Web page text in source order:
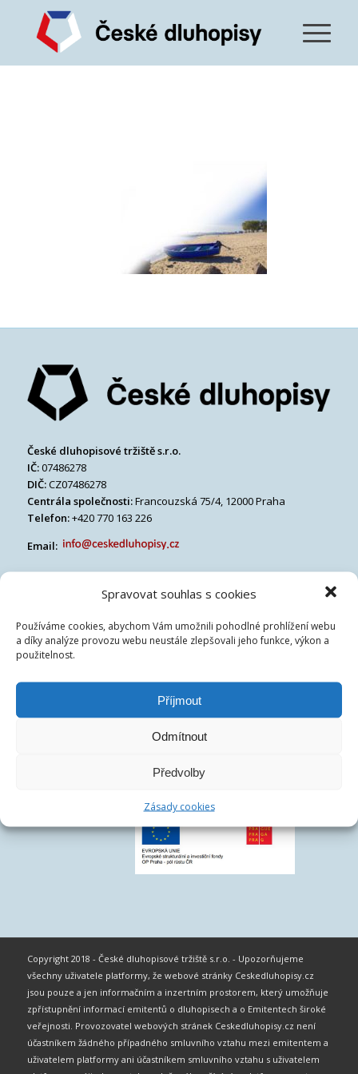
Spravovat souhlas s cookies
Používáme cookies, abychom Vám umožnili pohodlné prohlížení webu
a díky analýze provozu webu neustále zlepšovali jeho funkce, výkon a
použitelnost.
Příjmout
Odmítnout
Předvolby
Zásady cookies
České dluhopisové tržiště s.r.o.
IČ:07486278
DIČ:CZ07486278
Centrála společnosti:Francouzská 75/4, 12000 Praha
Telefon:+420 770 163 226
Email:
Copyright 2018 - České dluhopisové tržiště s.r.o. - Upozorňujeme
všechny uživatele platformy, že webové stránky Ceskedluhopisy.cz
jsou pouze a jen informačním a inzertním prostorem, který umožňuje
zpřístupnění informací emitentů o dluhopisech a o Emitentech široké
veřejnosti. Provozovatel webových stránek Ceskedluhopisy.cz není
účastníkem žádného případného smluvního vztahu mezi emitentem a
uživatelem platformy ani účastníkem smluvního vztahu s uživatelem